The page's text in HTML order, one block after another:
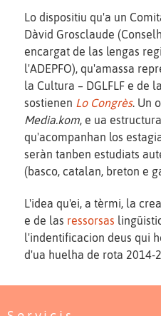
Lo dispositiu qu'a un
Dàvid Grosclaude
encargat de las lengas
l'ADEPFO), qu'amassa
la Cultura – DGLFLF e de
sostienen Lo Congrès. Un
Media.kom, e ua
qu'acompanhan los
seràn tanben estudiats
(basco, catalan, breton e
L'idea qu'ei, a tèrmi, la
e de las ressorsas
l'indentificacion deus qui
d'ua huelha de rota 2014-